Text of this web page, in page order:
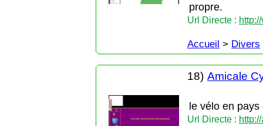
propre.
Url Directe :
Accueil > Divers
18) Amicale
le vélo en
Url Directe :